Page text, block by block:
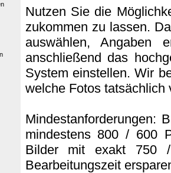
Nutzen Sie die
zukommen zu lassen.
auswählen, Angaben
anschließend das
System einstellen. Wir
welche Fotos tatsächlich
Mindestanforderungen:
mindestens 800 / 600
Bilder mit exakt 750
Bearbeitungszeit